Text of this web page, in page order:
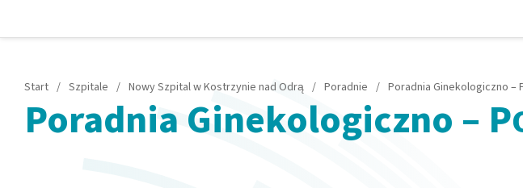
Start / Szpitale / Nowy Szpital w Kostrzynie nad Odrą / Poradnie /
Poradnia Ginekologiczno –